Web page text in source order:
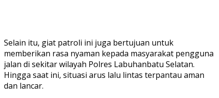
Selain itu, giat patroli ini juga bertujuan untuk
memberikan rasa nyaman kepada masyarakat pengguna
jalan di sekitar wilayah Polres Labuhanbatu Selatan.
Hingga saat ini, situasi arus lalu lintas terpantau aman
dan lancar.